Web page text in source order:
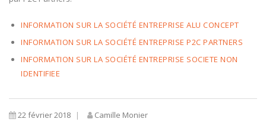
INFORMATION SUR LA SOCIÉTÉ ENTREPRISE ALU CONCEPT
INFORMATION SUR LA SOCIÉTÉ ENTREPRISE P2C PARTNERS
INFORMATION SUR LA SOCIÉTÉ ENTREPRISE SOCIETE NON
IDENTIFIEE
22 février 2018 Camille Monier